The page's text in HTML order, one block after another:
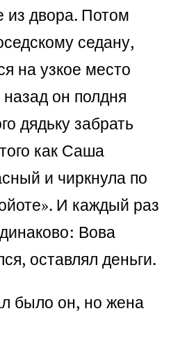
двора. Потом
седану,
на узкое место
он полдня
дядьку забрать
как Саша
и чиркнула по
И каждый раз
Вова
оставлял деньги.
было он, но жена